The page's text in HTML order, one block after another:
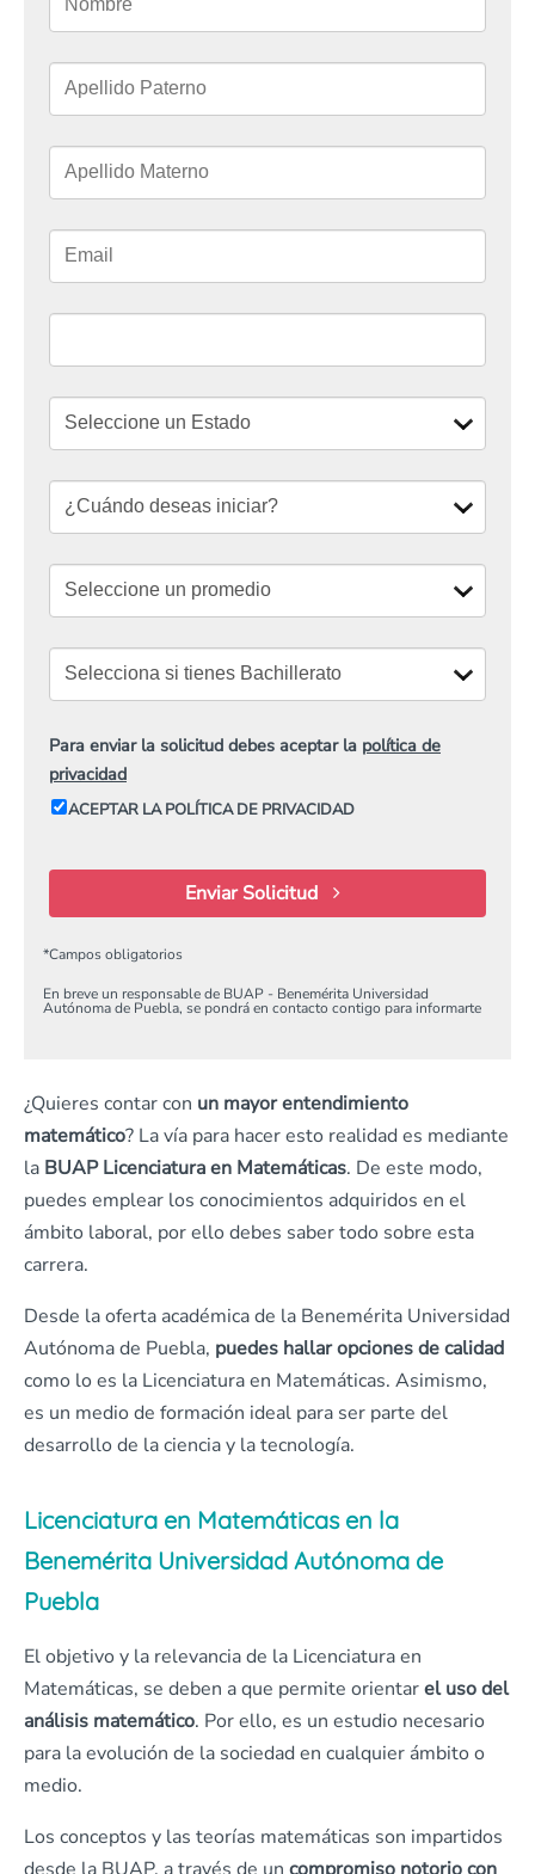
Para enviar la solicitud debes aceptar la política de
privacidad
ACEPTAR LA POLÍTICA DE PRIVACIDAD
Enviar Solicitud
*Campos obligatorios
En breve un responsable de BUAP - Benemérita Universidad
Autónoma de Puebla, se pondrá en contacto contigo para informarte
¿Quieres contar con un mayor entendimiento
matemático? La vía para hacer esto realidad es mediante
la BUAP Licenciatura en Matemáticas. De este modo,
puedes emplear los conocimientos adquiridos en el
ámbito laboral, por ello debes saber todo sobre esta
carrera.
Desde la oferta académica de la Benemérita Universidad
Autónoma de Puebla, puedes hallar opciones de calidad
como lo es la Licenciatura en Matemáticas. Asimismo,
es un medio de formación ideal para ser parte del
desarrollo de la ciencia y la tecnología.
Licenciatura en Matemáticas en la
Benemérita Universidad Autónoma de
Puebla
El objetivo y la relevancia de la Licenciatura en
Matemáticas, se deben a que permite orientarel uso del
análisis matemático. Por ello, es un estudio necesario
para la evolución de la sociedad en cualquier ámbito o
medio.
Los conceptos y las teorías matemáticas son impartidos